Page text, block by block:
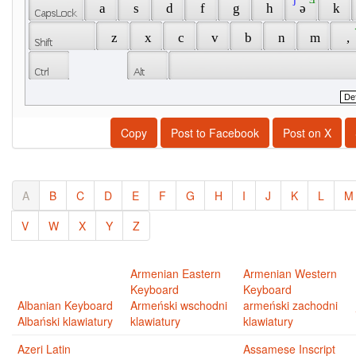
a
s d f g h ə
k
z
x c v b n m ,
Copy Post to Facebook Post on X
A B C D E F G H I J K L
M
V
W X Y Z
Albanian Keyboard
Albański klawiatury
Armenian Eastern
Keyboard
Armeński wschodni
klawiatury
Armenian Western
Keyboard
armeński zachodni
klawiatury
Azeri Latin
Assamese Inscript